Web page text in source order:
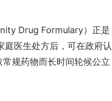
Drug Formulary）正是
医生处方后，可在政府认
规药物而长时间轮候公立